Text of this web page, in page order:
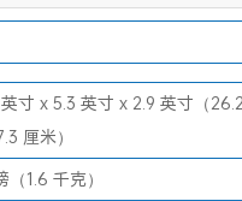
寸 x 5.3 英寸 x 2.9 英寸（
厘米）
（1.6 千克）